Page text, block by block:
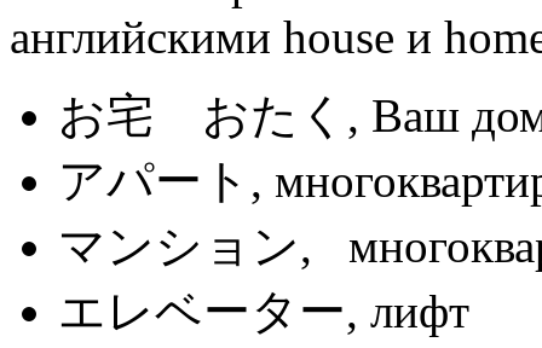
английскими house и
お宅 おたく, Ваш
アパート,
マンション,
エレベーター, лифт